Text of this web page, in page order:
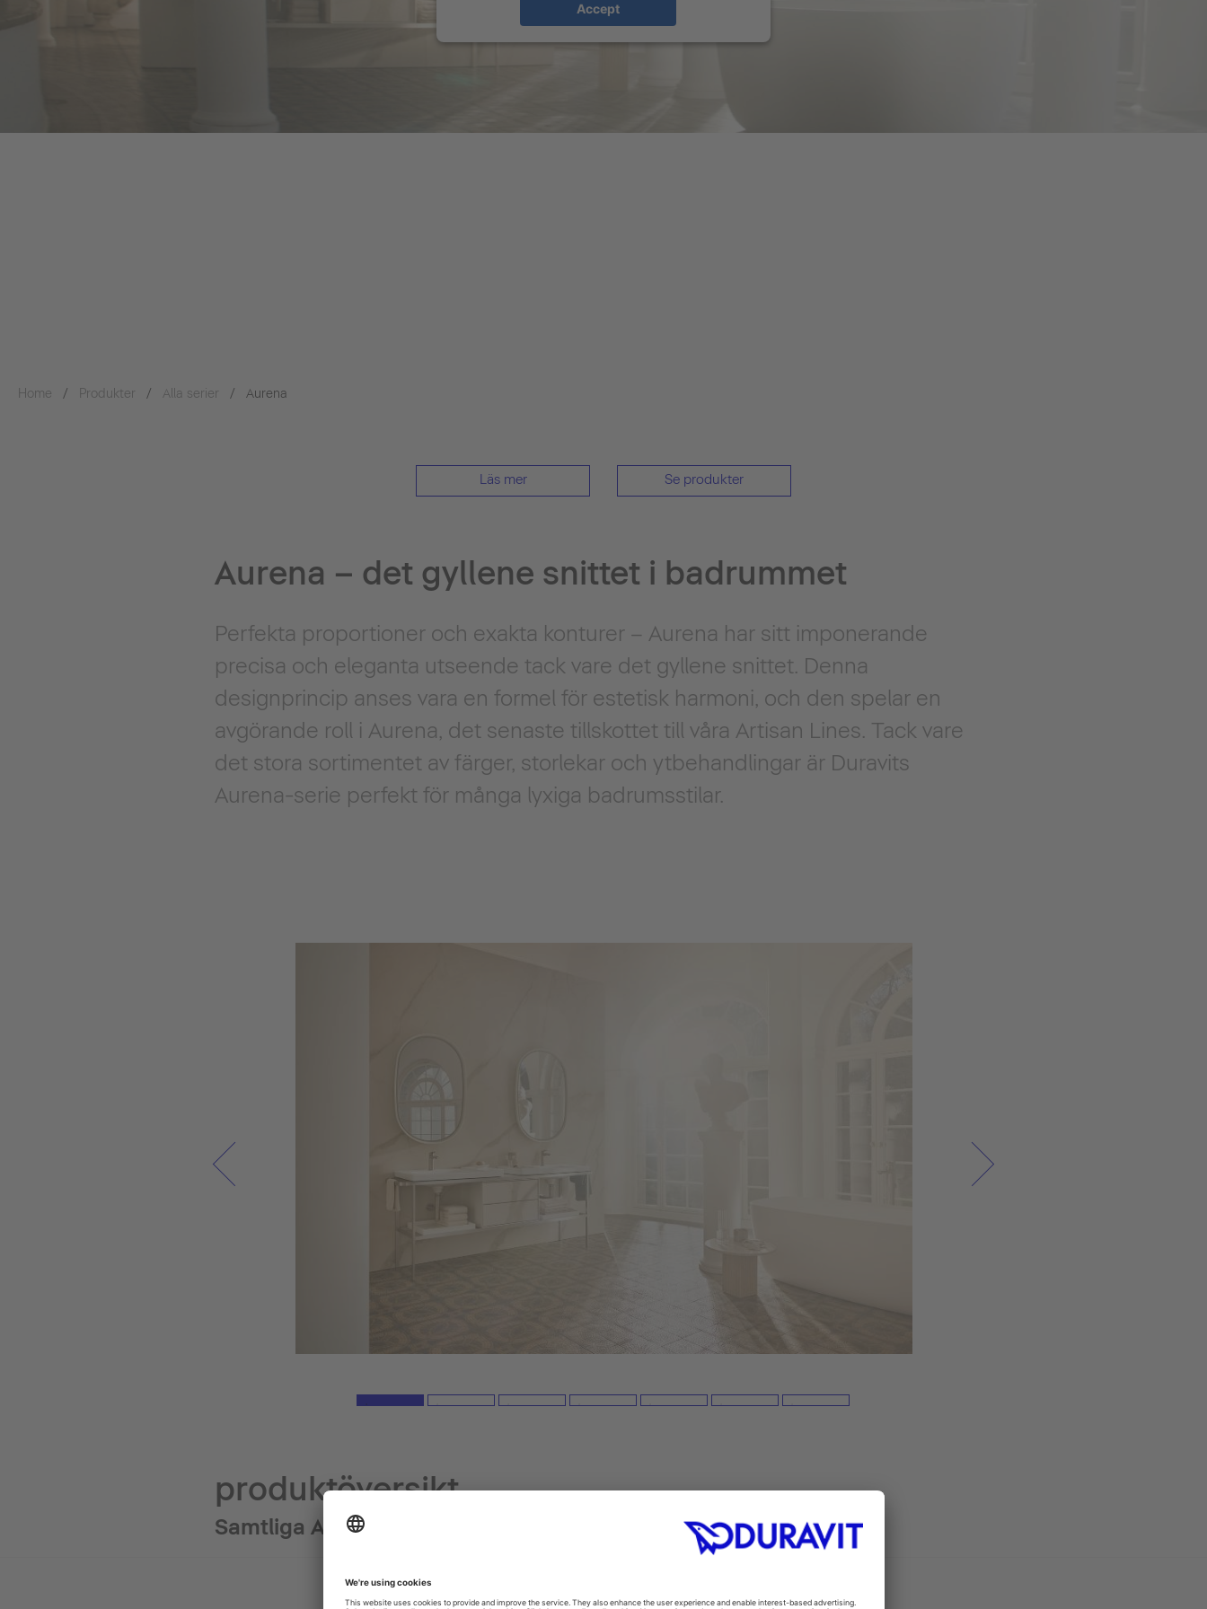
Accept
Home Produkter Alla serier Aurena
Läs mer Se produkter
Aurena – det gyllene snittet i badrummet
Perfekta proportioner och exakta konturer – Aurena har sitt imponerande
precisa och eleganta utseende tack vare det gyllene snittet. Denna
designprincip anses vara en formel för estetisk harmoni, och den spelar en
avgörande roll i Aurena, det senaste tillskottet till våra Artisan Lines. Tack vare
det stora sortimentet av färger, storlekar och ytbehandlingar är Duravits
Aurena-serie perfekt för många lyxiga badrumsstilar.
produktöversikt
Samtliga Aurena produkter ➝